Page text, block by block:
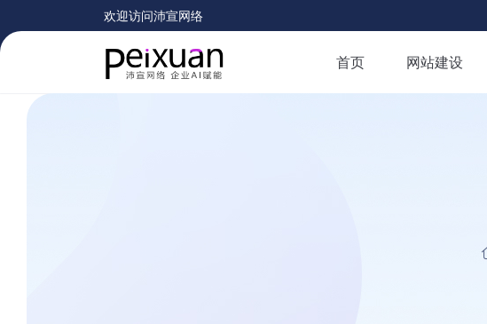
欢迎访问沛宣网络
首页 网站建设